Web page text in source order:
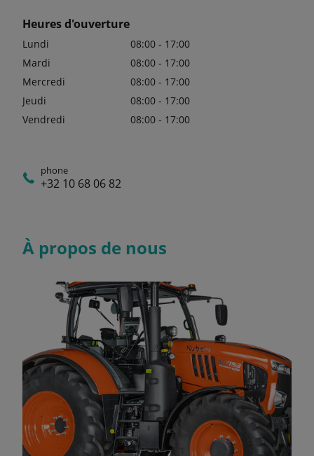
Heures d'ouverture
Lundi
08:00 - 17:00
Mardi
08:00 - 17:00
Mercredi
08:00 - 17:00
Jeudi
08:00 - 17:00
Vendredi
08:00 - 17:00
phone
+32 10 68 06 82
À propos de nous